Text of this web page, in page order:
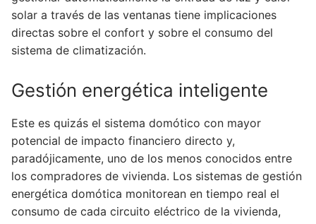
solar a través de las ventanas tiene implicaciones
directas sobre el confort y sobre el consumo del
sistema de climatización.
Gestión energética inteligente
Este es quizás el sistema domótico con mayor
potencial de impacto financiero directo y,
paradójicamente, uno de los menos conocidos entre
los compradores de vivienda. Los sistemas de gestión
energética domótica monitorean en tiempo real el
consumo de cada circuito eléctrico de la vivienda,